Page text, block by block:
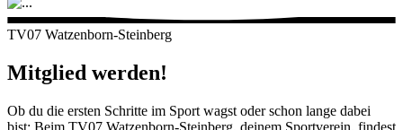
TV07 Watzenborn-Steinberg
Mitglied werden!
Ob du die ersten Schritte im Sport wagst oder schon lange dabei
bist: Beim TV07 Watzenborn-Steinberg, deinem Sportverein, findest